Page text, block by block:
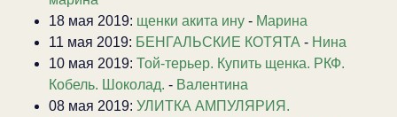
18 мая 2019: щенки акита ину - Марина
11 мая 2019: БЕНГАЛЬСКИЕ КОТЯТА - Нина
10 мая 2019: Той-терьер. Купить щенка. РКФ.
Кобель. Шоколад. - Валентина
08 мая 2019: УЛИТКА АМПУЛЯРИЯ.